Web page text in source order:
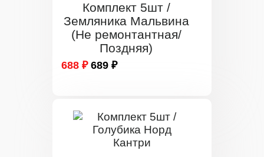
Комплект 5шт /
Земляника Мальвина
(Не ремонтантная/
Поздняя)
688 ₽ 689 ₽